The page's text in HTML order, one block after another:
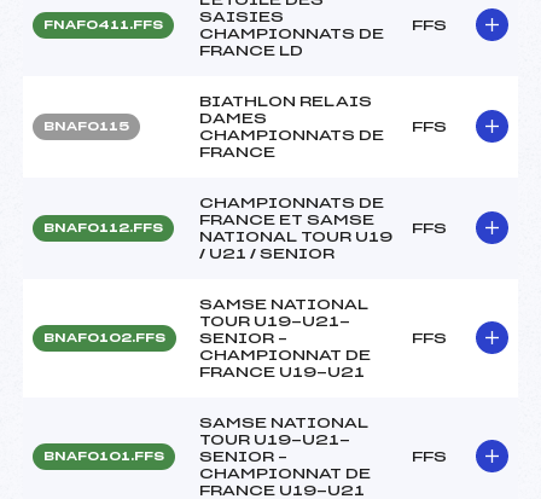
FNAF0411.FFS
SAISIES
CHAMPIONNATS DE
FRANCE LD
FFS
BNAF0115
BIATHLON RELAIS
DAMES
CHAMPIONNATS DE
FRANCE
FFS
BNAF0112.FFS
CHAMPIONNATS DE
FRANCE ET SAMSE
NATIONAL TOUR U19
/ U21 / SENIOR
FFS
BNAF0102.FFS
SAMSE NATIONAL
TOUR U19-U21-
SENIOR –
CHAMPIONNAT DE
FRANCE U19-U21
FFS
BNAF0101.FFS
SAMSE NATIONAL
TOUR U19-U21-
SENIOR –
CHAMPIONNAT DE
FRANCE U19-U21
FFS